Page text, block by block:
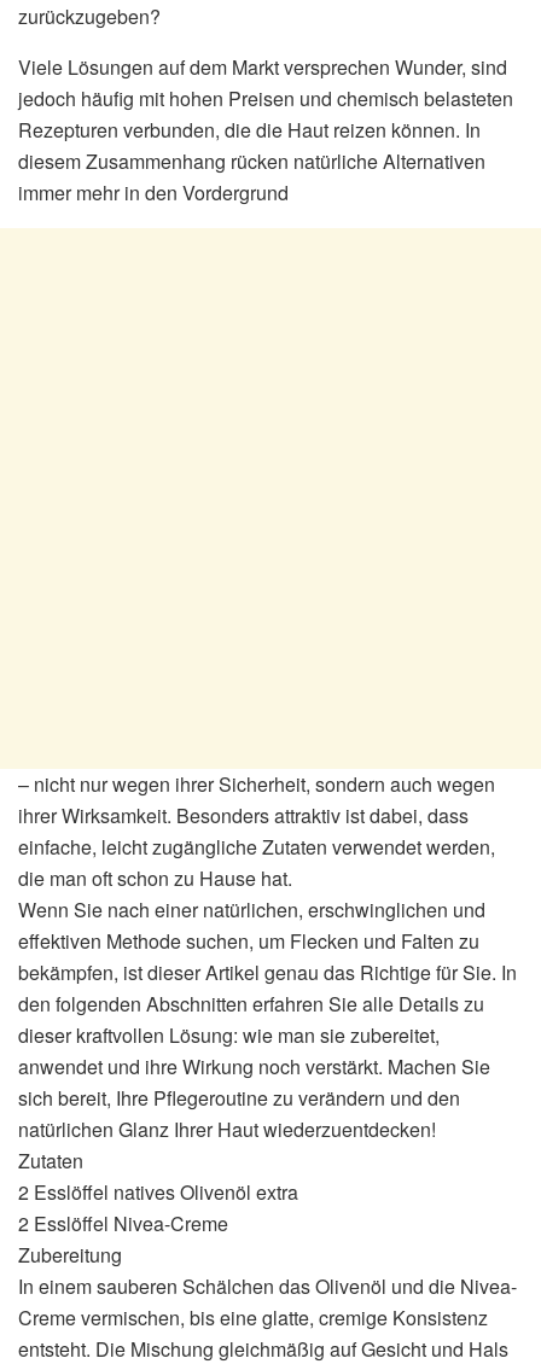
zurückzugeben?
Viele Lösungen auf dem Markt versprechen Wunder, sind
jedoch häufig mit hohen Preisen und chemisch belasteten
Rezepturen verbunden, die die Haut reizen können. In
diesem Zusammenhang rücken natürliche Alternativen
immer mehr in den Vordergrund
– nicht nur wegen ihrer Sicherheit, sondern auch wegen
ihrer Wirksamkeit. Besonders attraktiv ist dabei, dass
einfache, leicht zugängliche Zutaten verwendet werden,
die man oft schon zu Hause hat.
Wenn Sie nach einer natürlichen, erschwinglichen und
effektiven Methode suchen, um Flecken und Falten zu
bekämpfen, ist dieser Artikel genau das Richtige für Sie. In
den folgenden Abschnitten erfahren Sie alle Details zu
dieser kraftvollen Lösung: wie man sie zubereitet,
anwendet und ihre Wirkung noch verstärkt. Machen Sie
sich bereit, Ihre Pflegeroutine zu verändern und den
natürlichen Glanz Ihrer Haut wiederzuentdecken!
Zutaten
2 Esslöffel natives Olivenöl extra
2 Esslöffel Nivea-Creme
Zubereitung
In einem sauberen Schälchen das Olivenöl und die Nivea-
Creme vermischen, bis eine glatte, cremige Konsistenz
entsteht. Die Mischung gleichmäßig auf Gesicht und Hals